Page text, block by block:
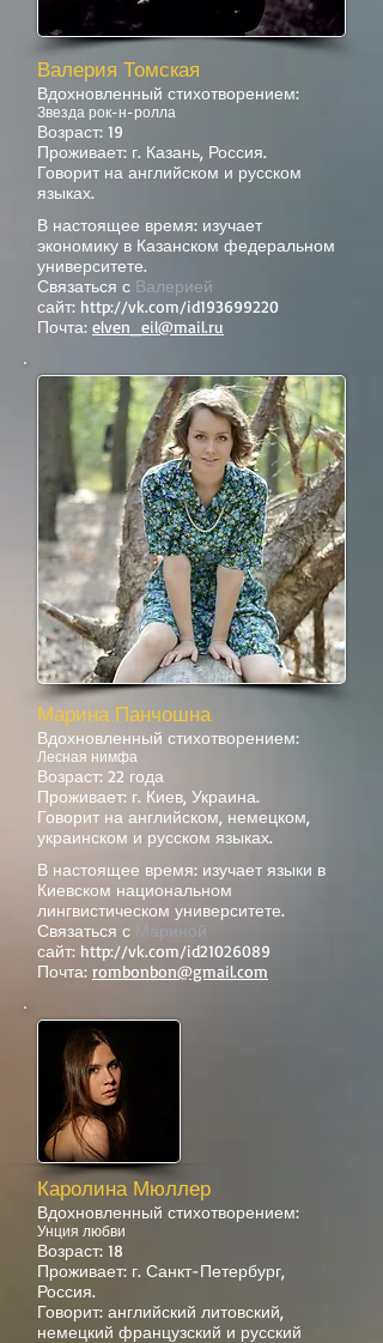
Валерия Томская
Вдохновленный стихотворением:
Звезда рок-н-ролла
Возраст: 19
Проживает: г. Казань, Россия.
Говорит на английском и русском
языках.
В настоящее время: изучает
экономику в Казанском федеральном
университете.
Связаться с Валерией
сайт: http://vk.com/id193699220
Почта: elven_eil@mail.ru
Марина Панчошна
Вдохновленный стихотворением:
Лесная нимфа
Возраст: 22 года
Проживает: г. Киев, Украина.
Говорит на английском, немецком,
украинском и русском языках.
В настоящее время: изучает языки в
Киевском национальном
лингвистическом университете.
Связаться с Мариной
сайт: http://vk.com/id21026089
Почта: rombonbon@gmail.com
Каролина Мюллер
Вдохновленный стихотворением:
Унция любви
Возраст: 18
Проживает: г. Санкт-Петербург,
Россия.
Говорит: английский литовский,
немецкий французский и русский